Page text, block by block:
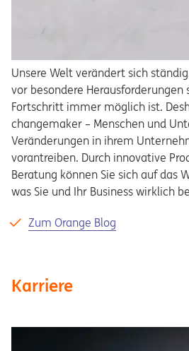
Unsere Welt verändert sich
vor besondere Herausforderungen
Fortschritt immer möglich ist.
changemaker – Menschen und
Veränderungen in ihrem
vorantreiben. Durch innovative
Beratung können Sie sich auf das
was Sie und Ihr Business wirklich
Zum Orange Blog
Karriere